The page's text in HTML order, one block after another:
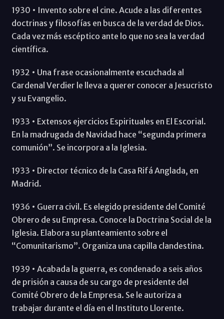
1930 • Invento sobre el cine. Acude a las diferentes
doctrinas y filosofías en busca de la verdad de Dios.
Cada vez más escéptico ante lo que no sea la verdad
científica.
1932 • Una frase ocasionalmente escuchada al
Cardenal Verdier le lleva a querer conocer a Jesucristo
y su Evangelio.
1933 • Extensos ejercicios Espirituales en El Escorial.
En la madrugada de Navidad hace “segunda primera
comunión”. Se incorpora a la Iglesia.
1933 • Director técnico de la Casa Rifá Anglada, en
Madrid.
1936 • Guerra civil. Es elegido presidente del Comité
Obrero de su Empresa. Conoce la Doctrina Social de la
Iglesia. Elabora su planteamiento sobre el
“Comunitarismo”. Organiza una capilla clandestina.
1939 • Acabada la guerra, es condenado a seis años
de prisión a causa de su cargo de presidente del
Comité Obrero de la Empresa. Se le autoriza a
trabajar durante el día en el Instituto Llorente.